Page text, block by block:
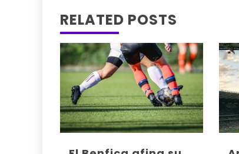
entradas
RELATED POSTS